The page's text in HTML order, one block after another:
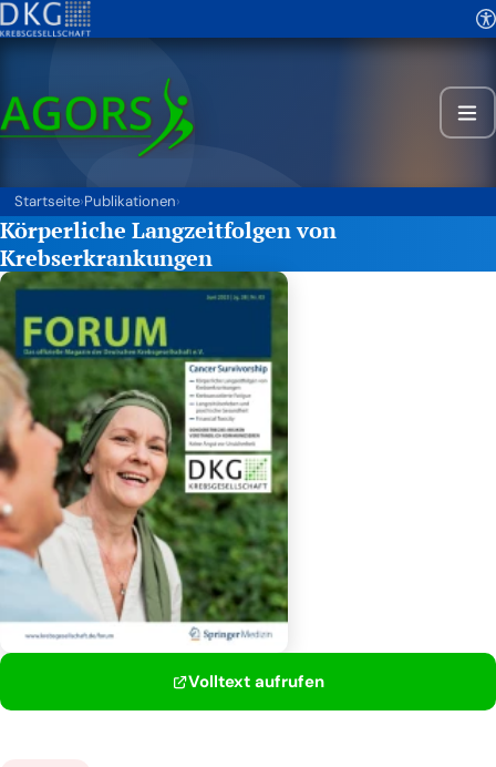
Startseite›Publikationen›
Körperliche Langzeitfolgen von
Krebserkrankungen
Volltext aufrufen